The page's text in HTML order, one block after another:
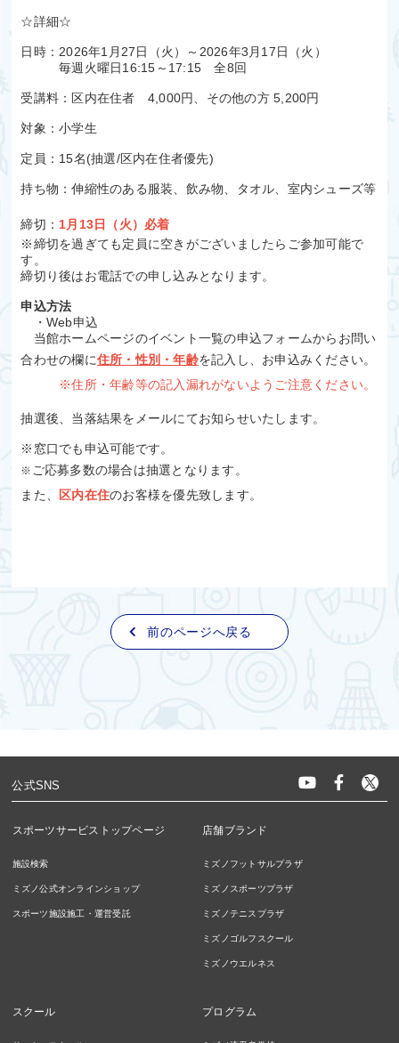
☆詳細☆
日時：2026年1月27日（火）～2026年3月17日（火）
毎週火曜日16:15～17:15 全8回
受講料：区内在住者 4,000円、その他の方 5,200円
対象：小学生
定員：15名(抽選/区内在住者優先)
持ち物：伸縮性のある服装、飲み物、タオル、室内シューズ等
締切：1月13日（火）必着
※締切を過ぎても定員に空きがございましたらご参加可能で
す。
締切り後はお電話での申し込みとなります。
申込方法
・Web申込
当館ホームページのイベント一覧の申込フォームからお問い
合わせの欄に住所・性別・年齢を記入し、お申込みください。
※住所・年齢等の記入漏れがないようご注意ください。
抽選後、当落結果をメールにてお知らせいたします。
※窓口でも申込可能です。
※ ご応募多数の場合は抽選となります。
また、
区内在住のお客様を優先致します。
前のページへ戻る
公式SNS
スポーツサービストップページ
施設検索
ミズノ公式オンラインショップ
スポーツ施設施工・運営受託
店舗ブランド
ミズノフットサルプラザ
ミズノスポーツプラザ
ミズノテニスプラザ
ミズノゴルフスクール
ミズノウエルネス
スクール プログラム